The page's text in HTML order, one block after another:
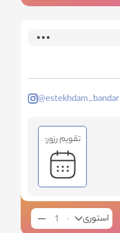
@estekhdam_bandar
تقویم رزور:
استوری